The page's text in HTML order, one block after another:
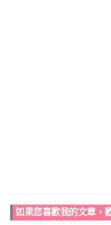
如果您喜歡我的文章，